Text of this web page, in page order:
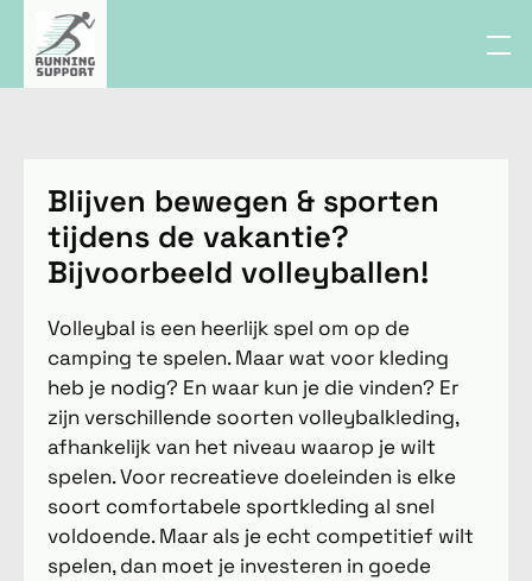
Blijven bewegen & sporten
tijdens de vakantie?
Bijvoorbeeld volleyballen!
Volleybal is een heerlijk spel om op de
camping te spelen. Maar wat voor kleding
heb je nodig? En waar kun je die vinden? Er
zijn verschillende soorten volleybalkleding,
afhankelijk van het niveau waarop je wilt
spelen. Voor recreatieve doeleinden is elke
soort comfortabele sportkleding al snel
voldoende. Maar als je echt competitief wilt
spelen, dan moet je investeren in goede